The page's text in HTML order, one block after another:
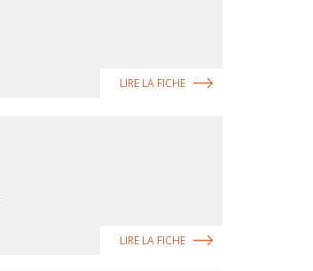
LIRE LA FICHE
LIRE LA FICHE